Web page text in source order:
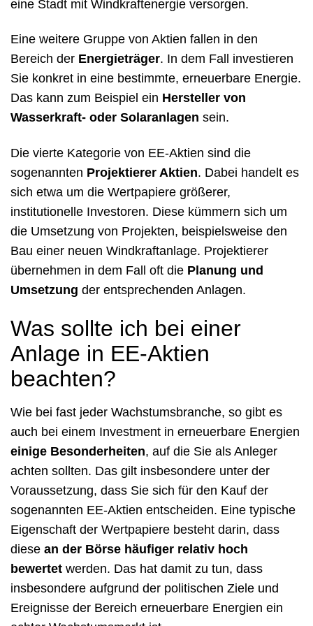
eine Stadt mit Windkraftenergie versorgen.
Eine weitere Gruppe von Aktien fallen in den
Bereich der Energieträger. In dem Fall investieren
Sie konkret in eine bestimmte, erneuerbare Energie.
Das kann zum Beispiel ein Hersteller von
Wasserkraft- oder Solaranlagen sein.
Die vierte Kategorie von EE-Aktien sind die
sogenannten Projektierer Aktien. Dabei handelt es
sich etwa um die Wertpapiere größerer,
institutionelle Investoren. Diese kümmern sich um
die Umsetzung von Projekten, beispielsweise den
Bau einer neuen Windkraftanlage. Projektierer
übernehmen in dem Fall oft die Planung und
Umsetzung der entsprechenden Anlagen.
Was sollte ich bei einer
Anlage in EE-Aktien
beachten?
Wie bei fast jeder Wachstumsbranche, so gibt es
auch bei einem Investment in erneuerbare Energien
einige Besonderheiten, auf die Sie als Anleger
achten sollten. Das gilt insbesondere unter der
Voraussetzung, dass Sie sich für den Kauf der
sogenannten EE-Aktien entscheiden. Eine typische
Eigenschaft der Wertpapiere besteht darin, dass
diese an der Börse häufiger relativ hoch
bewertet werden. Das hat damit zu tun, dass
insbesondere aufgrund der politischen Ziele und
Ereignisse der Bereich erneuerbare Energien ein